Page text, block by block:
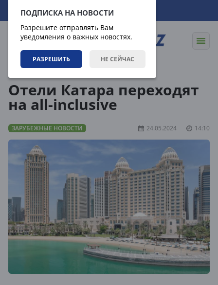
ПОДПИСКА НА НОВОСТИ
Разрешите отправлять Вам
уведомления о важных новостях.
РАЗРЕШИТЬ НЕ СЕЙЧАС
07.08.2026 13:00:17
Отели Катара переходят
на all-inclusive
ЗАРУБЕЖНЫЕ НОВОСТИ 24.05.2024 14:10